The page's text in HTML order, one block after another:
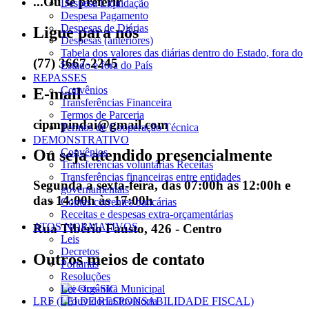
Ligue para nós
(77) 3667-2245
E-mail
cipmpindai@gmail.com
Ou seja atendido presencialmente
Segunda a sexta-feira, das 07:00h às 12:00h e
das 14:00h às 17:00h
Rua Tibério Fausto, 426 - Centro
Outros meios de contato
e-SIC
Ouvidoria
Despesa Liquidação
Despesa Pagamento
Despesas de Diárias
Despesas (anteriores)
Tabela dos valores das diárias dentro do Estado, fora do
Estado e fora do País
REPASSES
Convênios
Transferências Financeira
Termos de Parceria
Termos de Cooperação Técnica
DEMONSTRATIVO
Convênios
Transferências voluntárias Receitas
Transferências financeiras entre entidades
governamentais
Contas correntes bancárias
Receitas e despesas extra-orçamentárias
ATOS NORMATIVOS
Leis
Decretos
Portarias
Resoluções
Lei Orgânica Municipal
LRF (LEI DE RESPONSABILIDADE FISCAL)